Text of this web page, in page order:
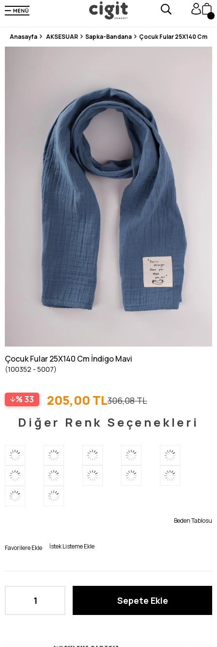
250.000'DEN FAZLA DEĞERLENDİRMEDE 5 ÜZERİNDEN 4.8 PUAN ALDI ⭐⭐⭐⭐⭐
3 MİLYONDAN FAZLA MUTLU MÜŞTERİ ❤️ 10 MİLYON ÜRÜN
Anasayfa AKSESUAR Sapka-Bandana Çocuk Fular 25X140 Cm
Çocuk Fular 25X140 Cm İndigo Mavi
(100352 - 5007)
33 306,08 TL
205,00 TL
Diğer Renk Seçenekleri
Beden Tablosu
Favorilere Ekle İstek Listeme Ekle